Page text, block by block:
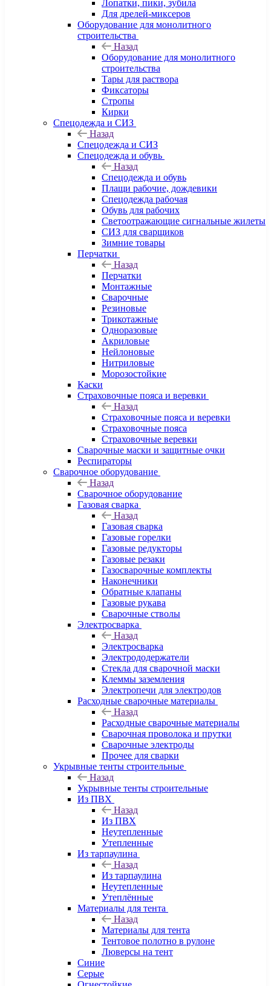
Лопатки, пики, зубила
Для дрелей-миксеров
Оборудование для монолитного
строительства
Назад
Оборудование для монолитного
строительства
Тары для раствора
Фиксаторы
Стропы
Кирки
Спецодежда и СИЗ
Назад
Спецодежда и СИЗ
Спецодежда и обувь
Назад
Спецодежда и обувь
Плащи рабочие, дождевики
Спецодежда рабочая
Обувь для рабочих
Светоотражающие сигнальные жилеты
СИЗ для сварщиков
Зимние товары
Перчатки
Назад
Перчатки
Монтажные
Сварочные
Резиновые
Трикотажные
Одноразовые
Акриловые
Нейлоновые
Нитриловые
Морозостойкие
Каски
Страховочные пояса и веревки
Назад
Страховочные пояса и веревки
Страховочные пояса
Страховочные веревки
Сварочные маски и защитные очки
Респираторы
Сварочное оборудование
Назад
Сварочное оборудование
Газовая сварка
Назад
Газовая сварка
Газовые горелки
Газовые редукторы
Газовые резаки
Газосварочные комплекты
Наконечники
Обратные клапаны
Газовые рукава
Сварочные стволы
Электросварка
Назад
Электросварка
Электрододержатели
Стекла для сварочной маски
Клеммы заземления
Электропечи для электродов
Расходные сварочные материалы
Назад
Расходные сварочные материалы
Сварочная проволока и прутки
Сварочные электроды
Прочее для сварки
Укрывные тенты строительные
Назад
Укрывные тенты строительные
Из ПВХ
Назад
Из ПВХ
Неутепленные
Утепленные
Из тарпаулина
Назад
Из тарпаулина
Неутепленные
Утеплённые
Материалы для тента
Назад
Материалы для тента
Тентовое полотно в рулоне
Люверсы на тент
Синие
Серые